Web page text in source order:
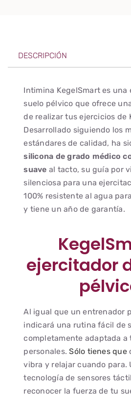
DESCRIPCIÓN
Intimina KegelSmart es una
suelo pélvico que ofrece
de realizar tus ejercicios de
Desarrollado siguiendo los
estándares de calidad, ha
silicona de grado médico
suave al tacto, su guía por
silenciosa para una
100% resistente al agua
y tiene un año de garantía.
ejercitador
Al igual que un entrenador
indicará una rutina fácil de
completamente adaptada a
personales.Sólo tienes que
vibra y relajar cuando para.
tecnología de sensores
reconocer la fuerza de tu